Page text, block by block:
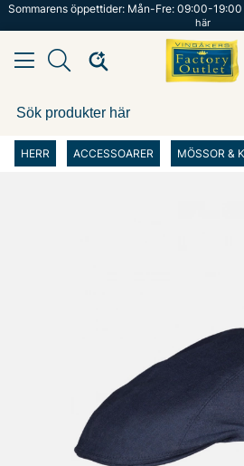
Sommarens öppettider: Mån-Fre: 09:00-
här
HERR ACCESSOARER MÖSSOR &